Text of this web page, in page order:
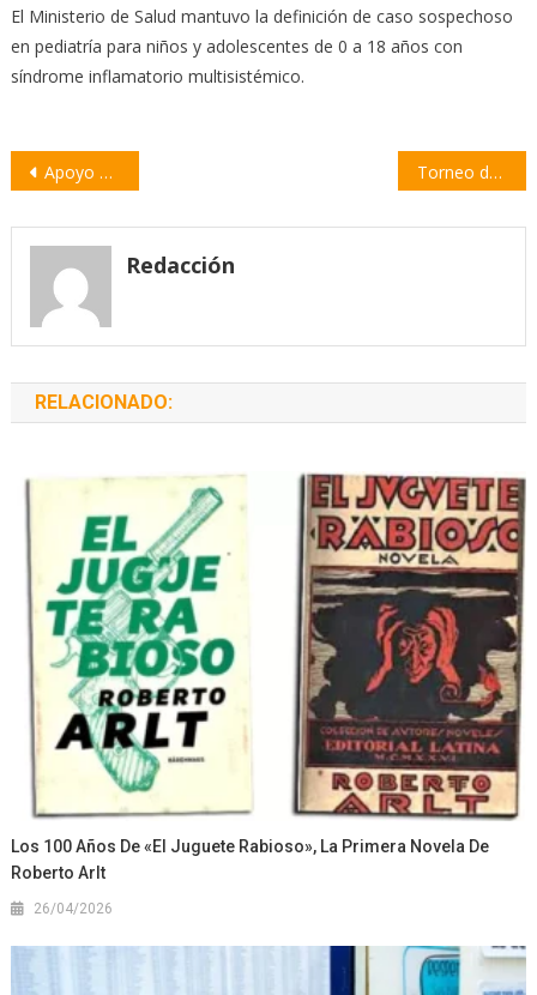
El Ministerio de Salud mantuvo la definición de caso sospechoso
en pediatría para niños y adolescentes de 0 a 18 años con
síndrome inflamatorio multisistémico.
Navegación
entradas
Apoyo a Pymes: proponen un fondo para facilitar las ventas online Torneo de Deportes Electrónicos “Copa Ciudad de Rosario”
Redacción
RELACIONADO:
Los 100 Años De «El Juguete Rabioso», La Primera Novela De
Roberto Arlt
26/04/2026